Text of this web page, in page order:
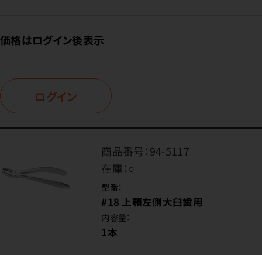
価格はログイン後表示
ログイン
商品番号：94-5117
在庫：○
型番：
#18 上顎左側大臼歯用
内容量：
1本